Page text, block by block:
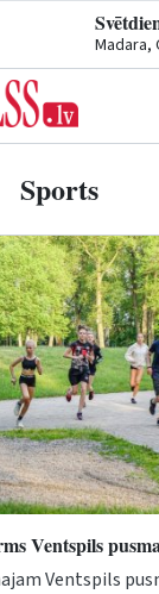
Madara,
Sports
Ventspils
Ventspils